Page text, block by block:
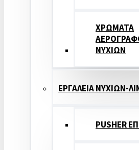
ΧΡΩΜΑΤΑ
ΝΥΧΙΩΝ
ΕΡΓΑΛΕΙΑ ΝΥΧΙΩΝ-
PUSHER